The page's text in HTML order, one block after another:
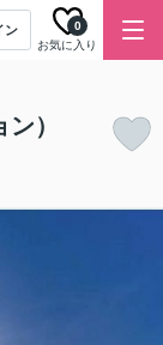
ン
お気に入り
0
）